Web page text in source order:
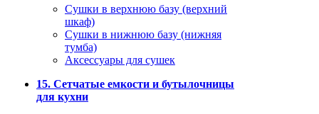
Сушки в верхнюю базу (верхний
шкаф)
Сушки в нижнюю базу (нижняя
тумба)
Аксессуары для сушек
15. Сетчатые емкости и бутылочницы
для кухни